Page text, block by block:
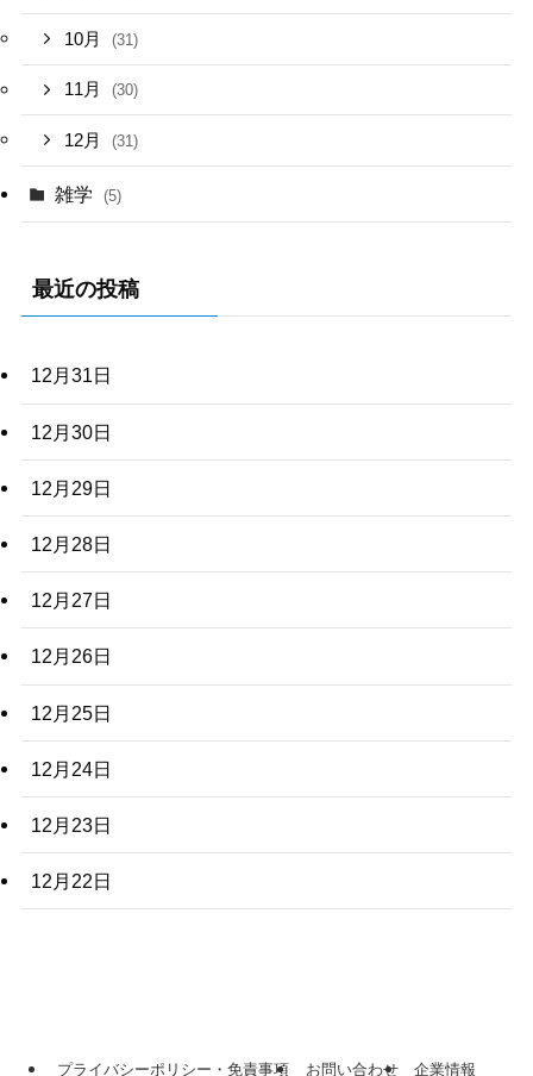
10月 (31)
11月 (30)
12月 (31)
雑学 (5)
最近の投稿
12月31日
12月30日
12月29日
12月28日
12月27日
12月26日
12月25日
12月24日
12月23日
12月22日
プライバシーポリシー・免責事項 お問い合わせ 企業情報